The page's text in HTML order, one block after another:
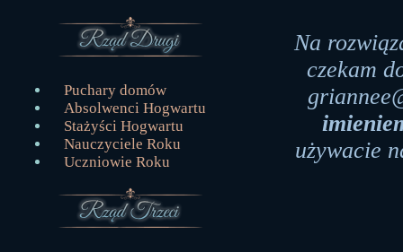
Puchary domów
Absolwenci Hogwartu
Stażyści Hogwartu
Nauczyciele Roku
Uczniowie Roku
Na
czekam
używacie